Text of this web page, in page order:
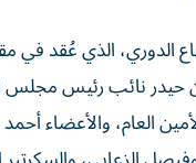
الدوري، الذي عُقد في
نائب رئيس مجلس
العام، والأعضاء